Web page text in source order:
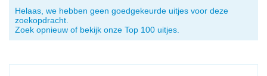
Helaas, we hebben geen goedgekeurde uitjes voor deze
zoekopdracht.
Zoek opnieuw of bekijk onze Top 100 uitjes.